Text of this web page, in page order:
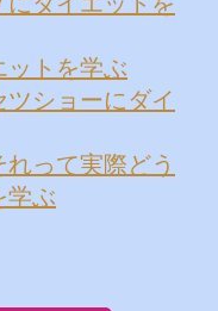
ットを学ぶ
ショーにダイ
って実際どう
学ぶ